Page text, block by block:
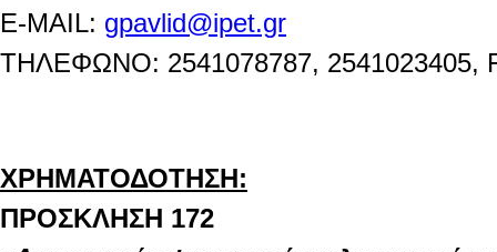
E-MAIL: gpavlid@ipet.gr
ΤΗΛΕΦΩΝΟ: 2541078787, 2541023405,
ΧΡΗΜΑΤΟΔΟΤΗΣΗ:
ΠΡΟΣΚΛΗΣΗ 172